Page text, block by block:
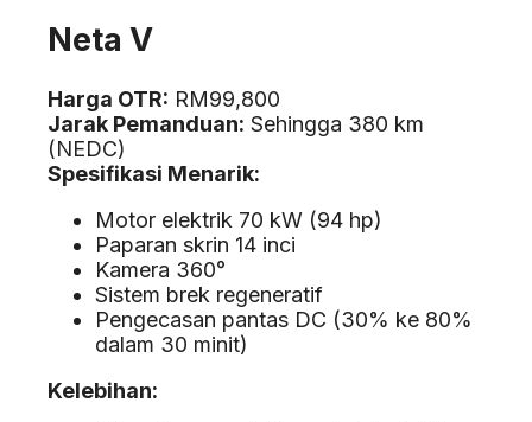
Neta V
Harga OTR: RM99,800
Jarak Pemanduan: Sehingga 380 km
(NEDC)
Spesifikasi Menarik:
Motor elektrik 70 kW (94 hp)
Paparan skrin 14 inci
Kamera 360°
Sistem brek regeneratif
Pengecasan pantas DC (30% ke 80%
dalam 30 minit)
Kelebihan: